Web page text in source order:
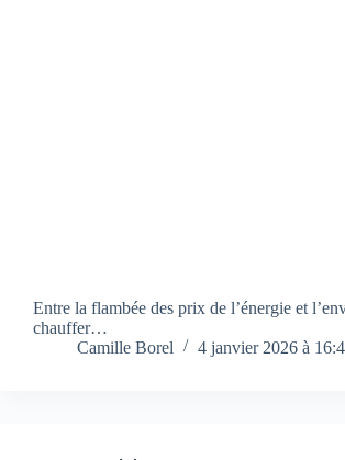
Entre la flambée des prix de l’énergie et
chauffer…
Camille Borel
4 janvier 2026 à